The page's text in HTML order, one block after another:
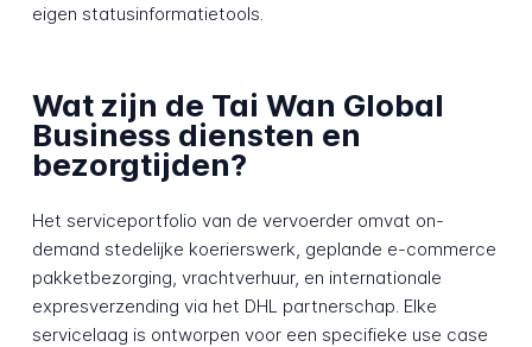
eigen statusinformatietools.
Wat zijn de Tai Wan Global
Business diensten en
bezorgtijden?
Het serviceportfolio van de vervoerder omvat on-
demand stedelijke koerierswerk, geplande e-commerce
pakketbezorging, vrachtverhuur, en internationale
expresverzending via het DHL partnerschap. Elke
servicelaag is ontworpen voor een specifieke use case